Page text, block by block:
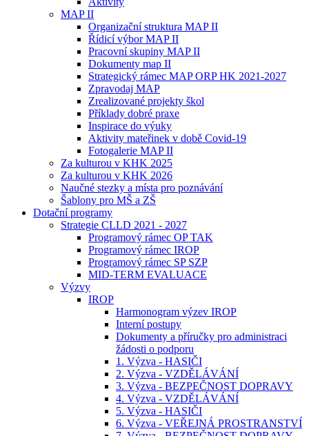
MAP II
Organizační struktura MAP II
Řídicí výbor MAP II
Pracovní skupiny MAP II
Dokumenty map II
Strategický rámec MAP ORP HK 2021-2027
Zpravodaj MAP
Zrealizované projekty škol
Příklady dobré praxe
Inspirace do výuky
Aktivity mateřinek v době Covid-19
Fotogalerie MAP II
Za kulturou v KHK 2025
Za kulturou v KHK 2026
Naučné stezky a místa pro poznávání
Šablony pro MŠ a ZŠ
Dotační programy
Strategie CLLD 2021 - 2027
Programový rámec OP TAK
Programový rámec IROP
Programový rámec SP SZP
MID-TERM EVALUACE
Výzvy
IROP
Harmonogram výzev IROP
Interní postupy
Dokumenty a příručky pro administraci
žádosti o podporu
1. Výzva - HASIČI
2. Výzva - VZDĚLÁVÁNÍ
3. Výzva - BEZPEČNOST DOPRAVY
4. Výzva - VZDĚLÁVÁNÍ
5. Výzva - HASIČI
6. Výzva - VEŘEJNÁ PROSTRANSTVÍ